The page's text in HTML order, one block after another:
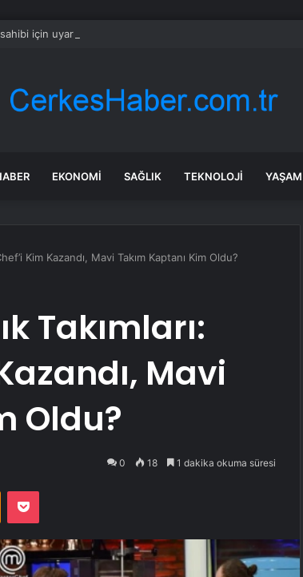
için uyarı yapıldı: POS cihazına şifre girmeden önce
EKONOMI SAĞLIK TEKNOLOJI YAŞAM
Kim Kazandı, Mavi Takım Kaptanı Kim Oldu?
Takımları:
Mavi
Oldu?
0 18 1 dakika okuma süresi
Odnoklassniki
Pocket